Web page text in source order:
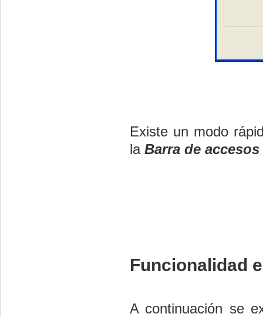
Existe un modo
la Barra de
Funcionalidad
A continuación se